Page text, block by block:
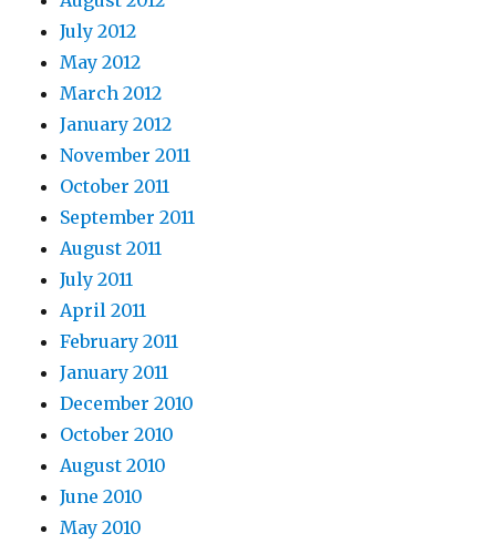
July 2012
May 2012
March 2012
January 2012
November 2011
October 2011
September 2011
August 2011
July 2011
April 2011
February 2011
January 2011
December 2010
October 2010
August 2010
June 2010
May 2010